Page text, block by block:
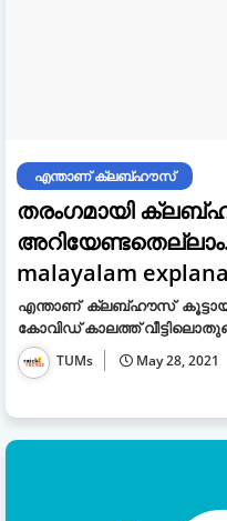
എന്താണ് ക്ലബ്ഹൗസ്
തരംഗമായി
malayalam
എന്താണ് ക്ലബ്ഹൗസ്
കോവിഡ് കാലത്ത്
TUMs May 28, 2021